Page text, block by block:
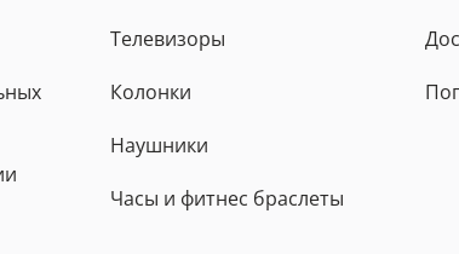
Телевизоры
Колонки
Наушники
Часы и фитнес браслеты